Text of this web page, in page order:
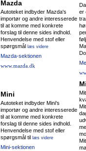
Mazda
Autoteket indbyder Mazda's
importør og andre interesserede
til at komme med konkrete
forslag til denne sides indhold.
Henvendelse med stof eller
spørgsmål læs videre
Mazda-sektionen
www.mazda.dk
er
Mini
Autoteket indbyder Mini's
importør og andre interesserede
til at komme med konkrete
forslag til denne sides indhold.
Henvendelse med stof eller
spørgsmål til læs videre
Mini-sektionen